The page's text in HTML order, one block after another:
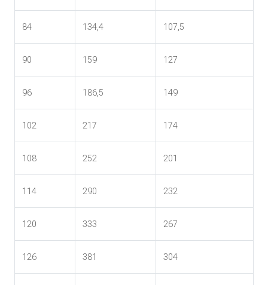
84 134,4 107,5
90 159 127
96 186,5 149
102 217 174
108 252 201
114 290 232
120 333 267
126 381 304